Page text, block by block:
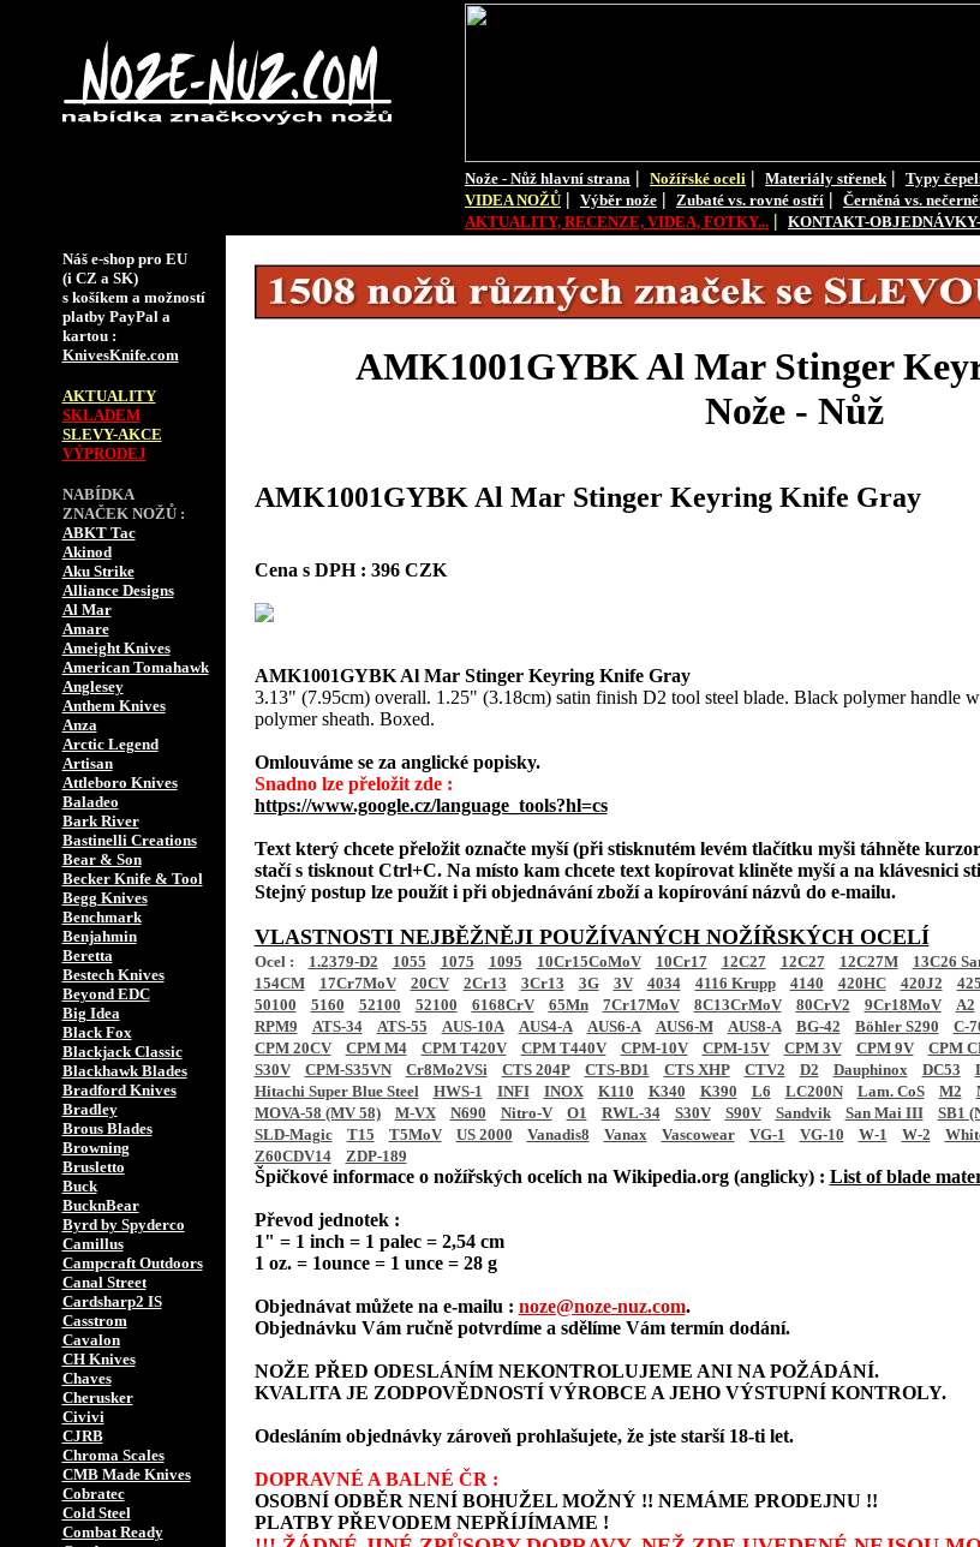
Nože - Nůž hlavní strana | Nožířské oceli | Materiály střenek | Typy
VIDEA NOŽŮ | Výběr nože | Zubaté vs. rovné ostří | Černěná vs.
AKTUALITY, RECENZE, VIDEA, FOTKY... | KONTAKT-
Náš e-shop pro EU
(i CZ a SK)
s košíkem a možností
platby PayPal a
kartou :
KnivesKnife.com
AKTUALITY
SKLADEM
SLEVY-AKCE
VÝPRODEJ
NABÍDKA
ZNAČEK NOŽŮ :
ABKT Tac
Akinod
Aku Strike
Alliance Designs
Al Mar
Amare
Ameight Knives
American Tomahawk
Anglesey
Anthem Knives
Anza
Arctic Legend
Artisan
Attleboro Knives
Baladeo
Bark River
Bastinelli Creations
Bear & Son
Becker Knife & Tool
Begg Knives
Benchmark
Benjahmin
Beretta
Bestech Knives
Beyond EDC
Big Idea
Black Fox
Blackjack Classic
Blackhawk Blades
Bradford Knives
Bradley
Brous Blades
Browning
Brusletto
Buck
BucknBear
Byrd by Spyderco
Camillus
Campcraft Outdoors
Canal Street
Cardsharp2 IS
Casstrom
Cavalon
CH Knives
Chaves
Cherusker
Civivi
CJRB
Chroma Scales
CMB Made Knives
Cobratec
Cold Steel
Combat Ready
AMK1001GYBK Al Mar Stinger
Nože - Nůž
AMK1001GYBK Al Mar Stinger Keyring Knife Gray
Cena s DPH : 396 CZK
AMK1001GYBK Al Mar Stinger Keyring Knife Gray
3.13" (7.95cm) overall. 1.25" (3.18cm) satin finish D2 tool steel blade. Black polymer handle
polymer sheath. Boxed.
Omlouváme se za anglické popisky.
Snadno lze přeložit zde :
https://www.google.cz/language_tools?hl=cs
Text který chcete přeložit označte myší (při stisknutém levém tlačítku myši táhněte
stačí s tisknout Ctrl+C. Na místo kam chcete text kopírovat kliněte myší a na klávesnici
Stejný postup lze použít i při objednávání zboží a kopírování názvů do e-mailu.
VLASTNOSTI NEJBĚŽNĚJI POUŽÍVANÝCH NOŽÍŘSKÝCH OCELÍ
Ocel : 1.2379-D2 1055 1075 1095 10Cr15CoMoV 10Cr17 12C27 12C27 12C27M 13C26
154CM
17Cr7MoV 20CV 2Cr13 3Cr13 3G 3V 4034 4116 Krupp 4140 420HC 420J2
50100
5160 52100 52100 6168CrV 65Mn 7Cr17MoV 8C13CrMoV 80CrV2 9Cr18MoV A2
RPM9
ATS-34 ATS-55 AUS-10A AUS4-A AUS6-A AUS6-M AUS8-A BG-42 Böhler S290 C-
CPM 20CV
CPM M4 CPM T420V CPM T440V CPM-10V CPM-15V CPM 3V CPM 9V CPM
S30V
CPM-S35VN Cr8Mo2VSi CTS 204P CTS-BD1 CTS XHP CTV2 D2 Dauphinox DC53
Hitachi Super Blue Steel
HWS-1 INFI INOX K110 K340 K390 L6 LC200N Lam. CoS M2
MOVA-58 (MV 58)
M-VX N690 Nitro-V O1 RWL-34 S30V S90V Sandvik San Mai III SB1
SLD-Magic
T15 T5MoV US 2000 Vanadis8 Vanax Vascowear VG-1 VG-10 W-1 W-2
Z60CDV14
ZDP-189
Špičkové informace o nožířských ocelích na Wikipedia.org (anglicky) : List of blade
Převod jednotek :
1" = 1 inch = 1 palec = 2,54 cm
1 oz. = 1ounce = 1 unce = 28 g
Objednávat můžete na e-mailu : noze@noze-nuz.com.
Objednávku Vám ručně potvrdíme a sdělíme Vám termín dodání.
NOŽE PŘED ODESLÁNÍM NEKONTROLUJEME ANI NA POŽÁDÁNÍ.
KVALITA JE ZODPOVĚDNOSTÍ VÝROBCE A JEHO VÝSTUPNÍ KONTROLY.
Odesláním objednávky zároveň prohlašujete, že jste starší 18-ti let.
DOPRAVNÉ A BALNÉ ČR :
OSOBNÍ ODBĚR NENÍ BOHUŽEL MOŽNÝ !! NEMÁME PRODEJNU !!
PLATBY PŘEVODEM NEPŘÍJÍMAME !